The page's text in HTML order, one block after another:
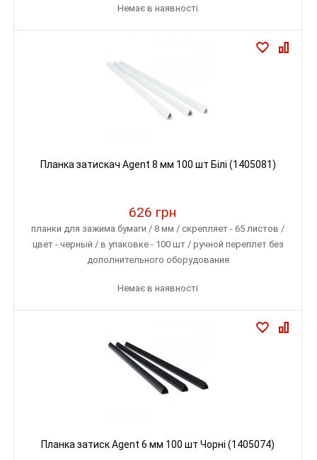
Немає в наявності
Планка затискач Agent 8 мм 100 шт Білі (1405081)
626 грн
планки для зажима бумаги / 8 мм / скрепляет - 65 листов /
цвет - черный / в упаковке - 100 шт / ручной переплет без
дополнительного оборудования
Немає в наявності
Планка затиск Agent 6 мм 100 шт Чорні (1405074)